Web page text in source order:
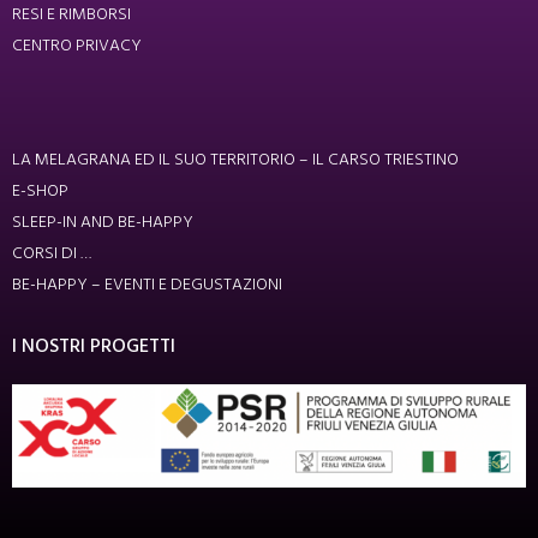
RESI E RIMBORSI
CENTRO PRIVACY
LA MELAGRANA ED IL SUO TERRITORIO – IL CARSO TRIESTINO
E-SHOP
SLEEP-IN AND BE-HAPPY
CORSI DI …
BE-HAPPY – EVENTI E DEGUSTAZIONI
I NOSTRI PROGETTI